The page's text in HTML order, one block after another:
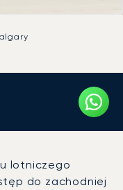
na
lotniczego
do zachodniej